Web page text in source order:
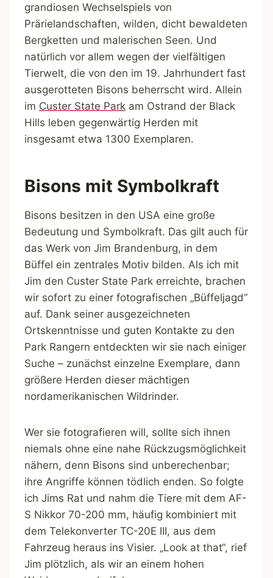
grandiosen Wechselspiels von
Prärielandschaften, wilden, dicht bewaldeten
Bergketten und malerischen Seen. Und
natürlich vor allem wegen der vielfältigen
Tierwelt, die von den im 19. Jahrhundert fast
ausgerotteten Bisons beherrscht wird. Allein
im Custer State Park am Ostrand der Black
Hills leben gegenwärtig Herden mit
insgesamt etwa 1300 Exemplaren.
Bisons mit Symbolkraft
Bisons besitzen in den USA eine große
Bedeutung und Symbolkraft. Das gilt auch für
das Werk von Jim Brandenburg, in dem
Büffel ein zentrales Motiv bilden. Als ich mit
Jim den Custer State Park erreichte, brachen
wir sofort zu einer fotografischen „Büffeljagd“
auf. Dank seiner ausgezeichneten
Ortskenntnisse und guten Kontakte zu den
Park Rangern entdeckten wir sie nach einiger
Suche – zunächst einzelne Exemplare, dann
größere Herden dieser mächtigen
nordamerikanischen Wildrinder.
Wer sie fotografieren will, sollte sich ihnen
niemals ohne eine nahe Rückzugsmöglichkeit
nähern, denn Bisons sind unberechenbar;
ihre Angriffe können tödlich enden. So folgte
ich Jims Rat und nahm die Tiere mit dem AF-
S Nikkor 70-200 mm, häufig kombiniert mit
dem Telekonverter TC-20E III, aus dem
Fahrzeug heraus ins Visier. „Look at that“, rief
Jim plötzlich, als wir an einem hohen